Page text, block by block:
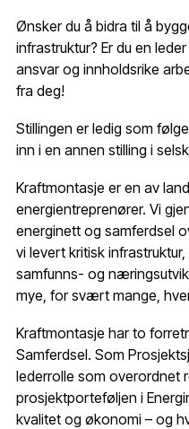
Ønsker du å bidra til å
infrastruktur? Er du en
ansvar og innholdsrike
fra deg!
Stillingen er ledig som
inn i en annen stilling i
Kraftmontasje er en av
energientreprenører. Vi
energinett og samferdsel
vi levert kritisk
samfunns- og
mye, for svært mange,
Kraftmontasje har to
Samferdsel. Som
lederrolle som overordnet
prosjektporteføljen i
kvalitet og økonomi – og